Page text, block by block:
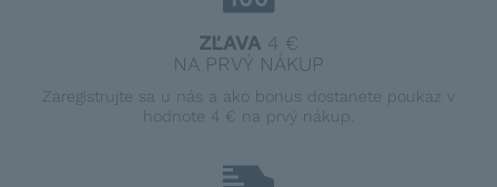
ZĽAVA 4 €
NA PRVÝ NÁKUP
Zaregistrujte sa u nás a ako bonus dostanete poukaz v
hodnote 4 € na prvý nákup.